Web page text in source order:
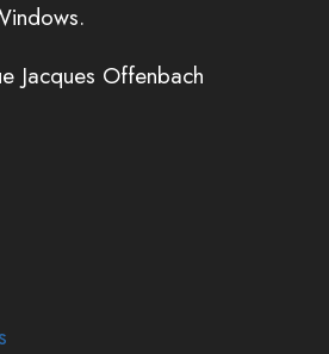
Jacques Offenbach